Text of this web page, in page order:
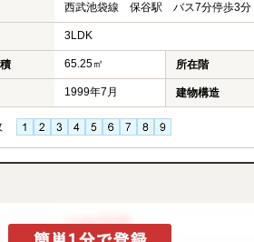
西武池袋線 保谷駅 バス7分停歩3分
3LDK
65.25㎡ 所在階
1999年7月 建物構造